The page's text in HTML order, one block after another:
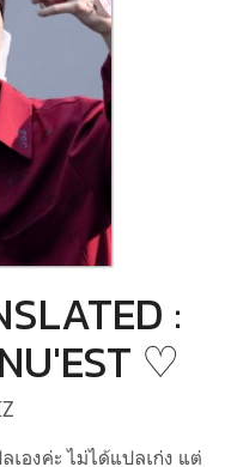
:
♡
เองค่ะ ไม่ได้แปลเก่ง แต่